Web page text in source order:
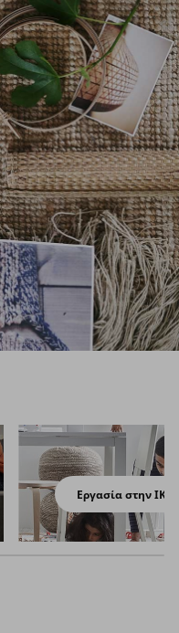
Εργασία στην ΙΚΕΑ
To Top